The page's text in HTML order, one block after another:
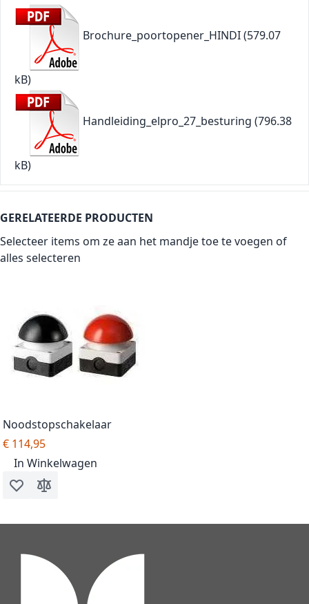
Brochure_poortopener_HINDI(579.07
kB)
Handleiding_elpro_27_besturing (796.38
kB)
GERELATEERDE PRODUCTEN
Selecteer items om ze aan het mandje toe te voegen of
alles selecteren
Noodstopschakelaar
€ 114,95
In Winkelwagen
Voeg toe aan verlanglijst
Toevoegen om te vergelijken